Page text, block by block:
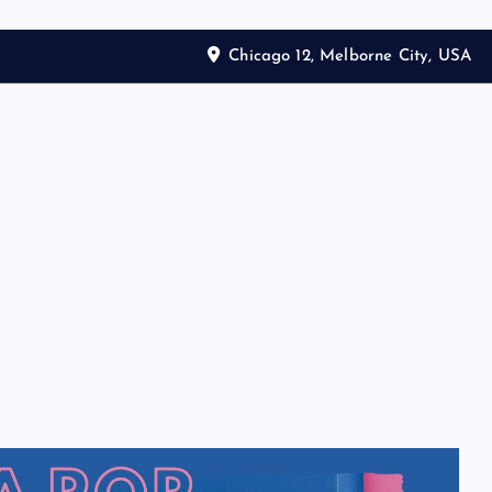
Chicago 12, Melborne City, USA